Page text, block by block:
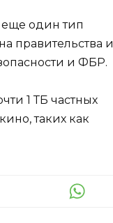
еще один тип
правительства и
и ФБР.
1 ТБ частных
таких как